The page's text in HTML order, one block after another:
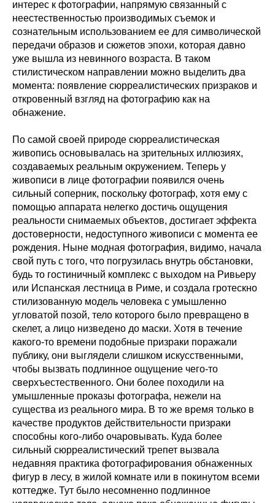
интерес к фотографии, напрямую связанный с
неестественностью производимых съемок и
сознательным использованием ее для символической
передачи образов и сюжетов эпохи, которая давно
уже вышла из невинного возраста. В таком
стилистическом направлении можно выделить два
момента: появление сюрреалистических призраков и
откровенный взгляд на фотографию как на
обнажение.
По самой своей природе сюрреалистическая
живопись основывалась на зрительных иллюзиях,
создаваемых реальным окружением. Теперь у
живописи в лице фотографии появился очень
сильный соперник, поскольку фотограф, хотя ему с
помощью аппарата нелегко достичь ощущения
реальности снимаемых объектов, достигает эффекта
достоверности, недоступного живописи с момента ее
рождения. Ныне модная фотография, видимо, начала
свой путь с того, что погрузилась внутрь обстановки,
будь то гостиничный комплекс с выходом на Ривьеру
или Испанская лестница в Риме, и создала гротескно
стилизованную модель человека с умышленно
угловатой позой, тело которого было превращено в
скелет, а лицо низведено до маски. Хотя в течение
какого-то времени подобные призраки поражали
публику, они выглядели слишком искусственными,
чтобы вызвать подлинное ощущение чего-то
сверхъестественного. Они более походили на
умышленные проказы фотографа, нежели на
существа из реального мира. В то же время только в
качестве продуктов действительности призраки
способны кого-либо очаровывать. Куда более
сильный сюрреалистический трепет вызвала
недавняя практика фотографирования обнаженных
фигур в лесу, в жилой комнате или в покинутом всеми
коттедже. Тут было несомненно подлинное